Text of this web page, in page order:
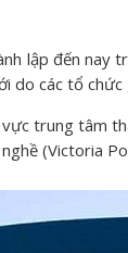
lập đến
các tổ chức
trung tâm
(Victoria